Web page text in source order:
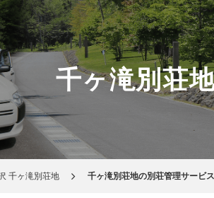
千ヶ滝別荘
千ヶ滝別荘地 千ヶ滝別荘地の別荘管理サービス